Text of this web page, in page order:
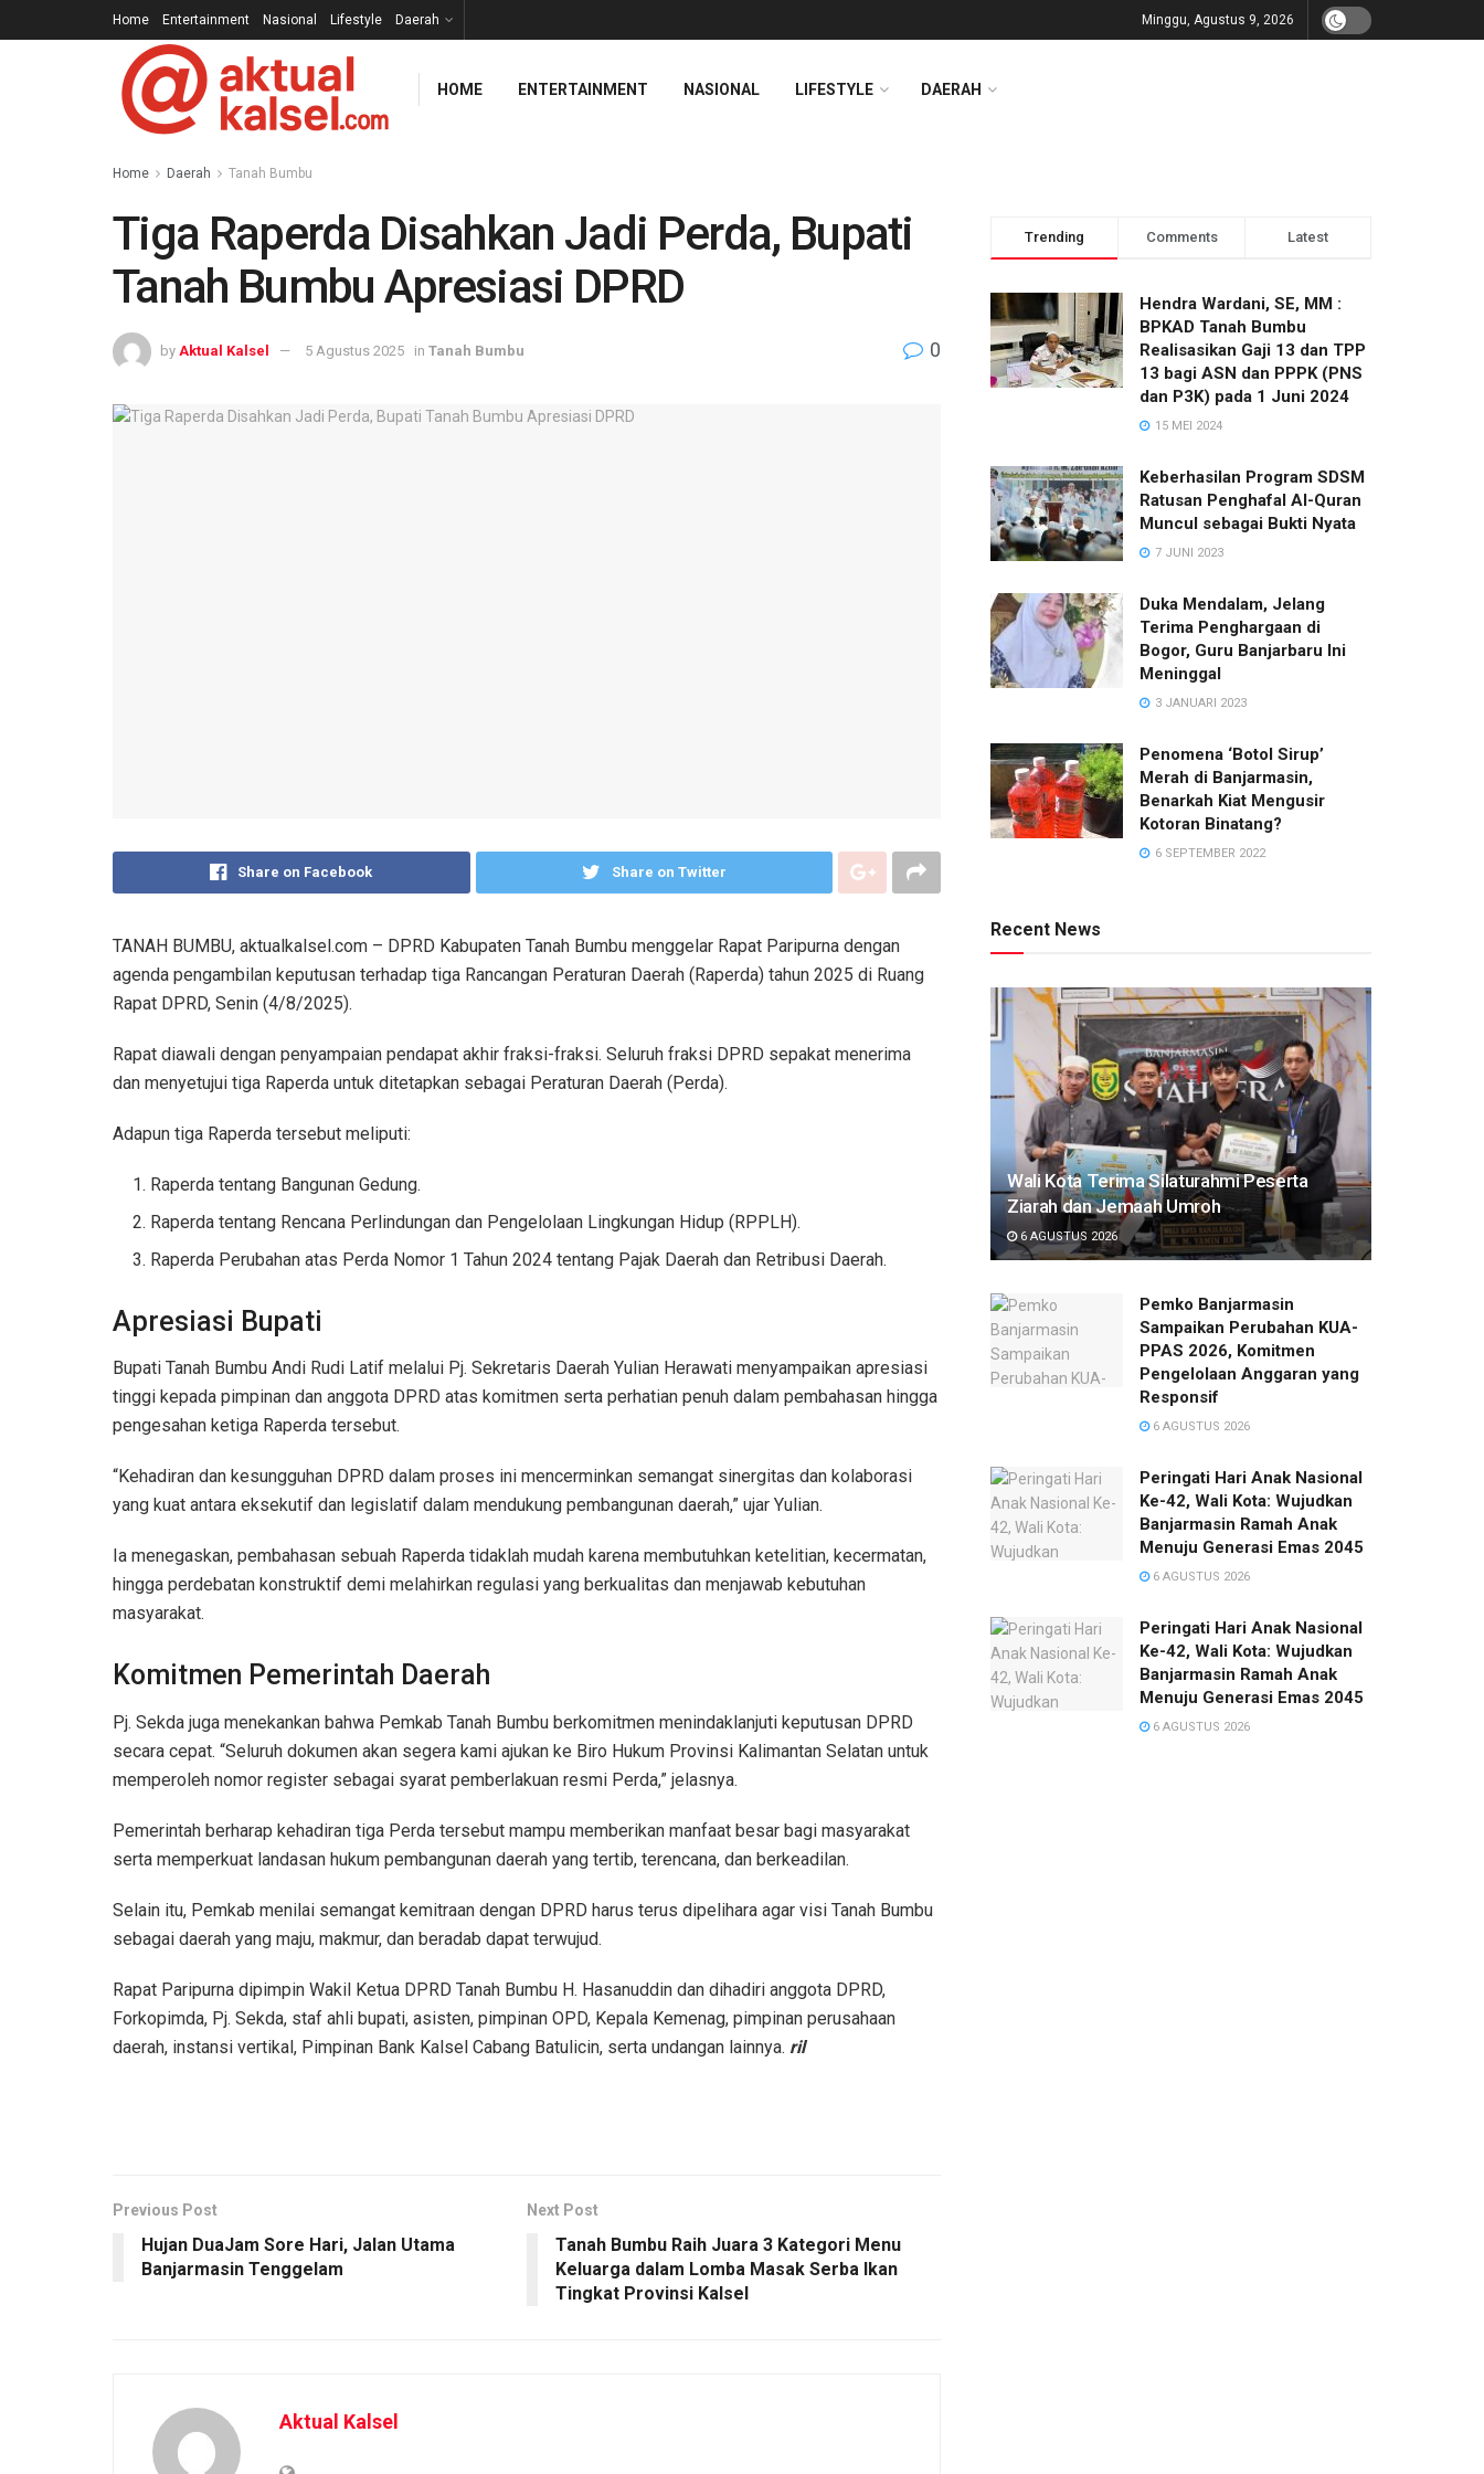
Home Entertainment Nasional Lifestyle Daerah Minggu, Agustus 9, 2026
HOME ENTERTAINMENT NASIONAL LIFESTYLE DAERAH
Home Daerah Tanah Bumbu
Tiga Raperda Disahkan Jadi Perda, Bupati
Tanah Bumbu Apresiasi DPRD
by Aktual Kalsel 5 Agustus 2025 in Tanah Bumbu 0
Share on Facebook Share on Twitter
TANAH BUMBU, aktualkalsel.com – DPRD Kabupaten Tanah Bumbu menggelar Rapat Paripurna dengan
agenda pengambilan keputusan terhadap tiga Rancangan Peraturan Daerah (Raperda) tahun 2025 di Ruang
Rapat DPRD, Senin (4/8/2025).
Rapat diawali dengan penyampaian pendapat akhir fraksi-fraksi. Seluruh fraksi DPRD sepakat menerima
dan menyetujui tiga Raperda untuk ditetapkan sebagai Peraturan Daerah (Perda).
Adapun tiga Raperda tersebut meliputi:
Raperda tentang Bangunan Gedung.
Raperda tentang Rencana Perlindungan dan Pengelolaan Lingkungan Hidup (RPPLH).
Raperda Perubahan atas Perda Nomor 1 Tahun 2024 tentang Pajak Daerah dan Retribusi Daerah.
Apresiasi Bupati
Bupati Tanah Bumbu Andi Rudi Latif melalui Pj. Sekretaris Daerah Yulian Herawati menyampaikan apresiasi
tinggi kepada pimpinan dan anggota DPRD atas komitmen serta perhatian penuh dalam pembahasan hingga
pengesahan ketiga Raperda tersebut.
“Kehadiran dan kesungguhan DPRD dalam proses ini mencerminkan semangat sinergitas dan kolaborasi
yang kuat antara eksekutif dan legislatif dalam mendukung pembangunan daerah,” ujar Yulian.
Ia menegaskan, pembahasan sebuah Raperda tidaklah mudah karena membutuhkan ketelitian, kecermatan,
hingga perdebatan konstruktif demi melahirkan regulasi yang berkualitas dan menjawab kebutuhan
masyarakat.
Komitmen Pemerintah Daerah
Pj. Sekda juga menekankan bahwa Pemkab Tanah Bumbu berkomitmen menindaklanjuti keputusan DPRD
secara cepat. “Seluruh dokumen akan segera kami ajukan ke Biro Hukum Provinsi Kalimantan Selatan untuk
memperoleh nomor register sebagai syarat pemberlakuan resmi Perda,” jelasnya.
Pemerintah berharap kehadiran tiga Perda tersebut mampu memberikan manfaat besar bagi masyarakat
serta memperkuat landasan hukum pembangunan daerah yang tertib, terencana, dan berkeadilan.
Selain itu, Pemkab menilai semangat kemitraan dengan DPRD harus terus dipelihara agar visi Tanah Bumbu
sebagai daerah yang maju, makmur, dan beradab dapat terwujud.
Rapat Paripurna dipimpin Wakil Ketua DPRD Tanah Bumbu H. Hasanuddin dan dihadiri anggota DPRD,
Forkopimda, Pj. Sekda, staf ahli bupati, asisten, pimpinan OPD, Kepala Kemenag, pimpinan perusahaan
daerah, instansi vertikal, Pimpinan Bank Kalsel Cabang Batulicin, serta undangan lainnya. ril
Previous Post
Hujan DuaJam Sore Hari, Jalan Utama
Banjarmasin Tenggelam
Next Post
Tanah Bumbu Raih Juara 3 Kategori Menu
Keluarga dalam Lomba Masak Serba Ikan
Tingkat Provinsi Kalsel
Aktual Kalsel
Trending Comments Latest
Hendra Wardani, SE, MM :
BPKAD Tanah Bumbu
Realisasikan Gaji 13 dan TPP
13 bagi ASN dan PPPK (PNS
dan P3K) pada 1 Juni 2024
15 MEI 2024
Keberhasilan Program SDSM
Ratusan Penghafal Al-Quran
Muncul sebagai Bukti Nyata
7 JUNI 2023
Duka Mendalam, Jelang
Terima Penghargaan di
Bogor, Guru Banjarbaru Ini
Meninggal
3 JANUARI 2023
Penomena ‘Botol Sirup’
Merah di Banjarmasin,
Benarkah Kiat Mengusir
Kotoran Binatang?
6 SEPTEMBER 2022
Recent News
Wali Kota Terima Silaturahmi Peserta
Ziarah dan Jemaah Umroh
6 AGUSTUS 2026
Pemko Banjarmasin
Sampaikan Perubahan KUA-
PPAS 2026, Komitmen
Pengelolaan Anggaran yang
Responsif
6 AGUSTUS 2026
Peringati Hari Anak Nasional
Ke-42, Wali Kota: Wujudkan
Banjarmasin Ramah Anak
Menuju Generasi Emas 2045
6 AGUSTUS 2026
Peringati Hari Anak Nasional
Ke-42, Wali Kota: Wujudkan
Banjarmasin Ramah Anak
Menuju Generasi Emas 2045
6 AGUSTUS 2026